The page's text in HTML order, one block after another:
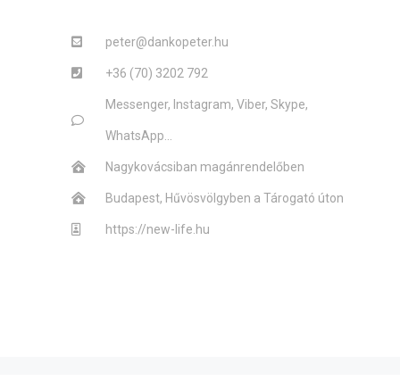
peter@dankopeter.hu
+36 (70) 3202 792
Messenger, Instagram, Viber, Skype,
WhatsApp...
Nagykovácsiban magánrendelőben
Budapest, Hűvösvölgyben a Tárogató úton
https://new-life.hu